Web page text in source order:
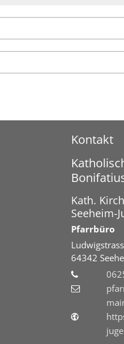
Kontakt
Kath.
Seeheim-
Pfarrbüro
64342